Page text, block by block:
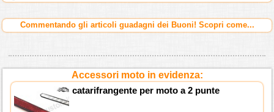
Commentando gli articoli guadagni dei Buoni! Scopri come...
Accessori moto in evidenza:
catarifrangente per moto a 2 punte